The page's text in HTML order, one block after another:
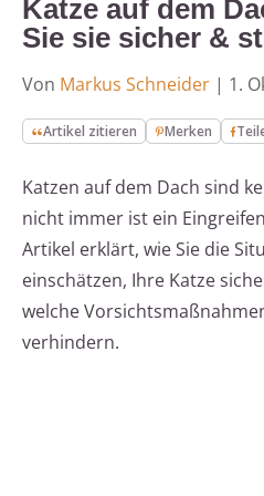
Katze auf dem
Sie sie sicher &
Von Markus Schneider | 1.
Artikel zitieren Merken
Katzen auf dem Dach sind
nicht immer ist ein
Artikel erklärt, wie Sie die
einschätzen, Ihre Katze
welche
verhindern.